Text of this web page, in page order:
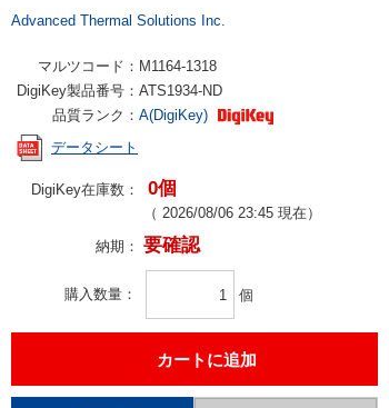
Advanced Thermal Solutions Inc.
マルツコード： M1164-1318
DigiKey製品番号： ATS1934-ND
品質ランク： A(DigiKey)
データシート
DigiKey在庫数： 0個
（ 2026/08/06 23:45 現在）
納期： 要確認
購入数量 個